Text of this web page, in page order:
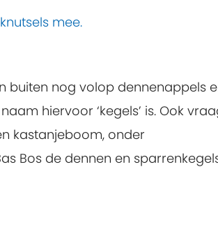
mee.
buiten nog volop dennenappels
hiervoor ‘kegels’ is. Ook
kastanjeboom, onder
Bos de dennen en